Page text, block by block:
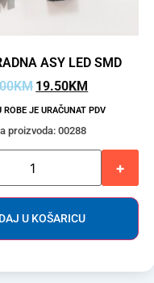
ASY LED SMD
KM19.50KM
ROBE JE URAČUNAT PDV
proizvoda: 00288
+
U KOŠARICU